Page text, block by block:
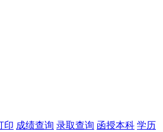
印 成绩查询 录取查询 函授本科 学历